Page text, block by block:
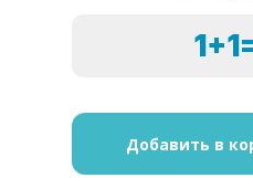
Добавить в